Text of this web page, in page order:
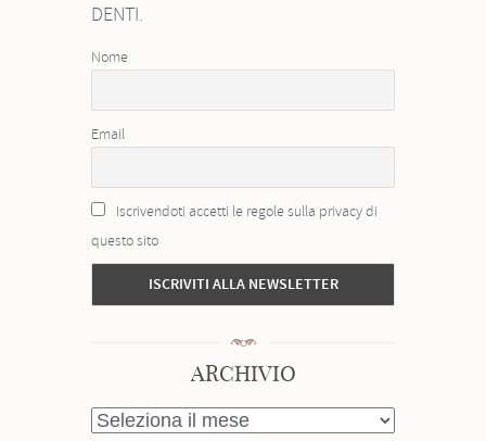
DENTI.
Nome
Email
Iscrivendoti accetti le regole sulla privacy di
questo sito
ARCHIVIO
ARCHIVIO